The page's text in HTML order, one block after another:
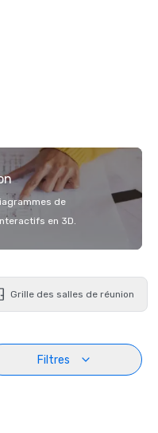
de
en 3D.
Grille des salles de réunion
Filtres